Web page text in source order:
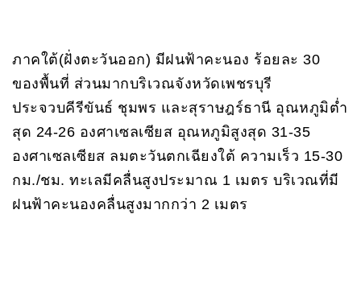
ภาคใต้(ฝั่งตะวันออก) มีฝนฟ้าคะนอง ร้อยละ 30
ของพื้นที่ ส่วนมากบริเวณจังหวัดเพชรบุรี
ประจวบคีรีขันธ์ ชุมพร และสุราษฎร์ธานี อุณหภูมิต่ำ
สุด 24-26 องศาเซลเซียส อุณหภูมิสูงสุด 31-35
องศาเซลเซียส ลมตะวันตกเฉียงใต้ ความเร็ว 15-30
กม./ชม. ทะเลมีคลื่นสูงประมาณ 1 เมตร บริเวณที่มี
ฝนฟ้าคะนองคลื่นสูงมากกว่า 2 เมตร